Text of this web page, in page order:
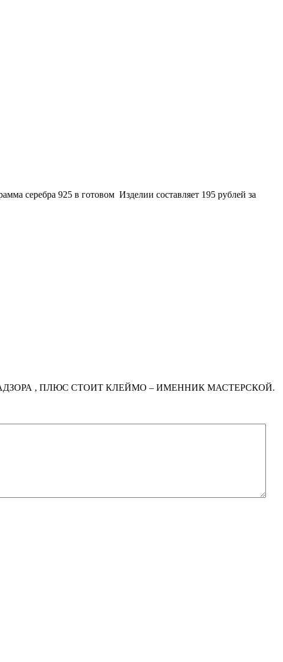
серебра 925 в готовом Изделии составляет 195 рублей за
, ПЛЮС СТОИТ КЛЕЙМО – ИМЕННИК МАСТЕРСКОЙ.